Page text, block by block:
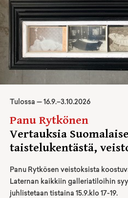
Tulossa — 16.9.–3.10.2026
Panu Rytkönen
Vertauksia
taistelukentästä,
Panu Rytkösen veistoksista
Laternan kaikkiin galleriatiloihin
juhlistetaan tistaina 15.9.klo 17-19.